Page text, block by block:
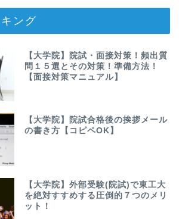
ング
【大学院】院試・面接対策！頻出質
問１５選とその対策！準備方法！
【面接対策マニュアル】
【大学院】院試合格後の挨拶メール
の書き方【コピペOK】
【大学院】外部受験(院試)で東工大
を絶対すすめする圧倒的７つのメリ
ット！
ホーム